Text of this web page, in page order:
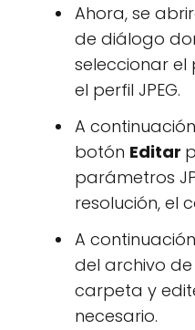
Ahora, se
de diálogo
seleccionar el
el perfil JPEG.
A
botón Editar
parámetros
resolución, el
A
del archivo
carpeta y
necesario.